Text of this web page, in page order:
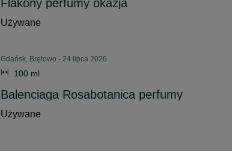
Flakony perfumy okazja
Używane
Gdańsk, Brętowo - 24 lipca 2026
100 ml
Balenciaga Rosabotanica perfumy
Używane